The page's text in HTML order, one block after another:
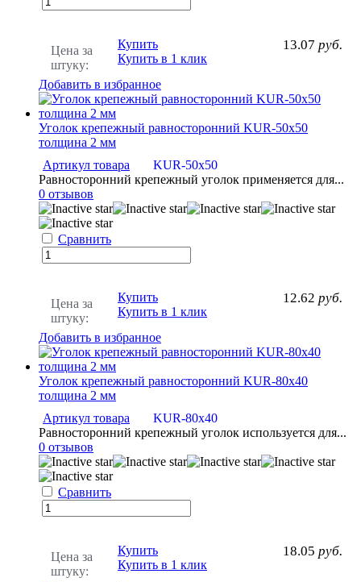
Цена за
штуку:
13.07 руб.
Купить
Купить в 1 клик
Добавить в избранное
Уголок крепежный равносторонний KUR-50x50
толщина 2 мм
Артикул товара
KUR-50х50
Равносторонний крепежный уголок применяется для...
0 отзывов
Сравнить
Цена за
штуку:
12.62 руб.
Купить
Купить в 1 клик
Добавить в избранное
Уголок крепежный равносторонний KUR-80х40
толщина 2 мм
Артикул товара
KUR-80х40
Равносторонний крепежный уголок используется для...
0 отзывов
Сравнить
Цена за
штуку:
18.05 руб.
Купить
Купить в 1 клик